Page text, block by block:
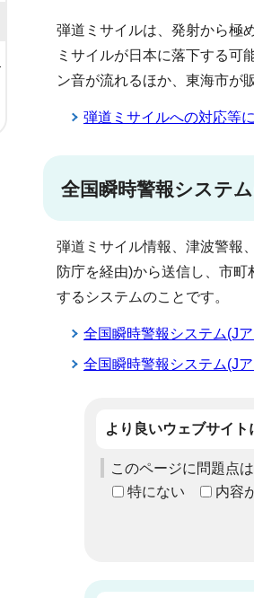
弾道ミサイルは、発射から極
ミサイルが日本に落下する可
ン音が流れるほか、東海市が
弾道ミサイルへの対応等
全国瞬時警報システ
弾道ミサイル情報、津波警報
防庁を経由)から送信し、市
するシステムのことです。
全国瞬時警報システム(J
全国瞬時警報システム(J
より良いウェブサイト
このページに問題点
特にない
内容